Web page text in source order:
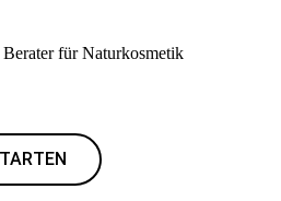
Berater für Naturkosmetik